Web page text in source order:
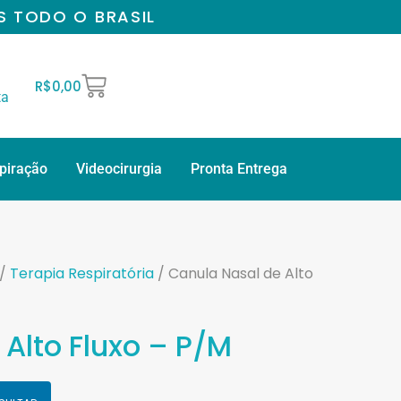
TODO O BRASIL
R$0,00
Videocirurgia Pronta Entrega
Terapia Respiratória/ Canula Nasal de Alto
Fluxo – P/M